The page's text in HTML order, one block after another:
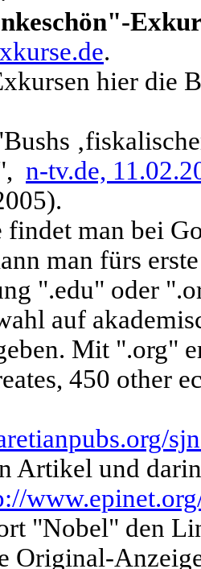
.
hier die
n-tv.de,
findet man bei
man fürs
".edu" oder
auf
Mit ".org"
450 other
Artikel und
"Nobel" den
Original-